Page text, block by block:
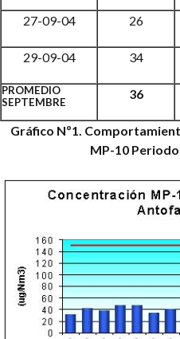
27-09-04 26
29-09-04 34
PROMEDIO
SEPTEMBRE
36
Gráfico Nº1.
MP-10 Periodo